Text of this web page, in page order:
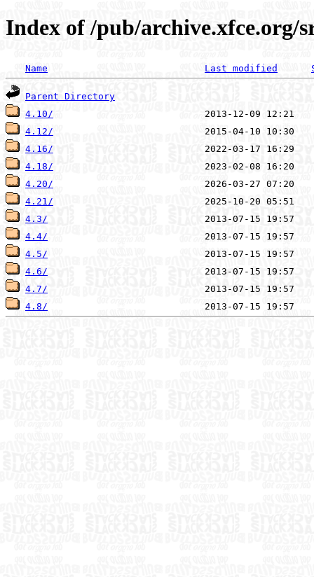
Index of /pub/archive.xfce.org/
Name Last modified
Parent Directory
4.10/
4.12/
4.16/
4.18/
4.20/
4.21/
4.3/
4.4/
4.5/
4.6/
4.7/
4.8/